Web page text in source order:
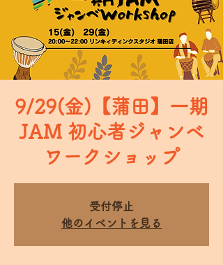
9/29(金)【蒲田】一期
JAM 初心者ジャンベ
ワークショップ
受付停止
他のイベントを見る